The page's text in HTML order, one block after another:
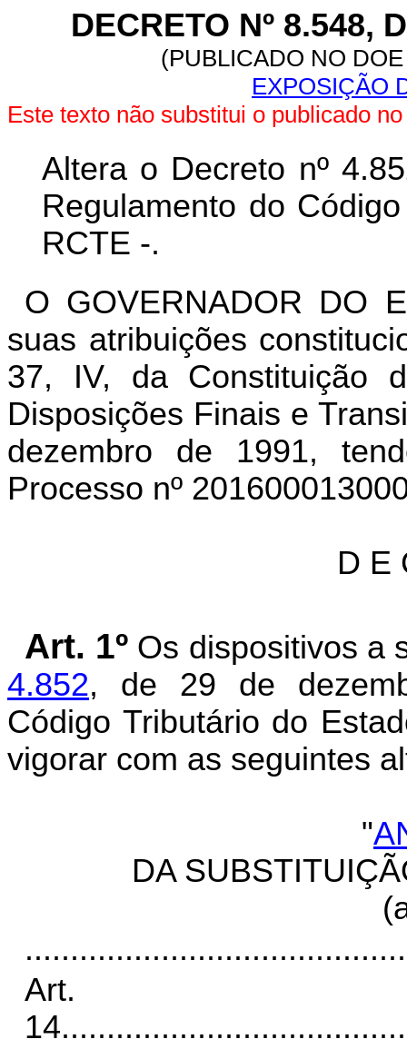
DECRETO Nº 8.548,
(PUBLICADO NO
EXPOSIÇÃO
Este texto não substitui o publicado
Altera o Decreto nº
Regulamento do
RCTE -.
O GOVERNADOR DO
suas atribuições
37, IV, da Constituição
Disposições Finais e
dezembro de 1991,
Processo nº
D E
Art. 1º Os dispositivos a
4.852, de 29 de
Código Tributário do
vigorar com as seguintes
"
DA
Art.
14